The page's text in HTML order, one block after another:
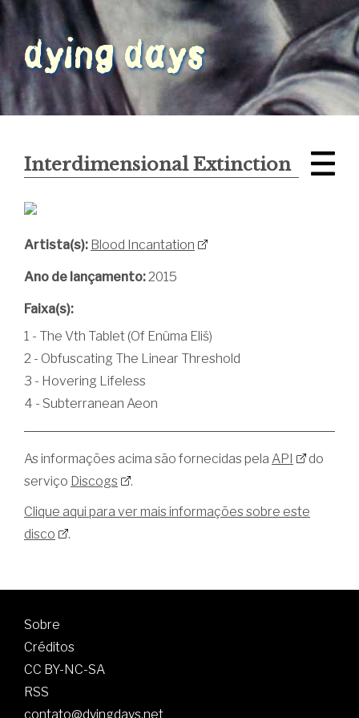
Interdimensional Extinction
Artista(s): Blood Incantation
Ano de lançamento:2015
Faixa(s):
1 - The Vth Tablet (Of Enûma Eliš)
2 - Obfuscating The Linear Threshold
3 - Hovering Lifeless
4 - Subterranean Aeon
As informações acima são fornecidas pela API
do
serviço Discogs
.
Clique aqui para ver mais informações sobre este
disco
.
Sobre
Créditos
CC BY-NC-SA
RSS
contato@dyingdays.net